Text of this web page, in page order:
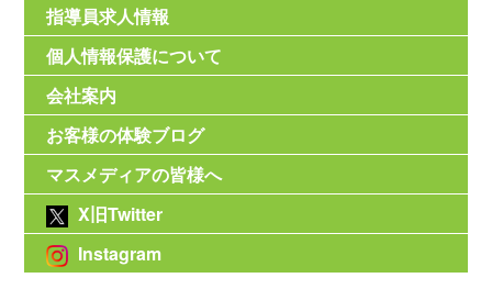
指導員求人情報
個人情報保護について
会社案内
お客様の体験ブログ
マスメディアの皆様へ
X旧Twitter
Instagram